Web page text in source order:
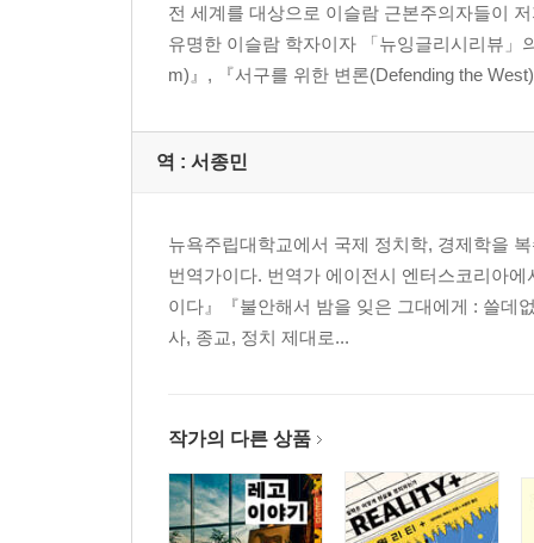
제6장 지하드, 이론과 실천
쿠란 속의 지하드 | 지하드에 대한 초기 무슬림 학
마흐디 | 순교 | 순교에 대한 보상 | 지하드에 관한
제8장 무함마드의 운동과 초기 정복 활동
이슬람의 이데올로기
제9장 최초의 테러리스트?
광신적 테러리즘과 바르바하리
제11장 바그다드의 종교적 폭력사태, 991-1092년
전 세계를 대상으로 이슬람 근본주의자들이
유명한 이슬람 학자이자 「뉴잉글리시리뷰」
m)』, 『서구를 위한 변론(Defending the
역 : 서종민
뉴욕주립대학교에서 국제 정치학, 경제학을
번역가이다. 번역가 에이전시 엔터스코리아
이다』『불안해서 밤을 잊은 그대에게 : 쓸데
사, 종교, 정치 제대로...
작가의 다른 상품